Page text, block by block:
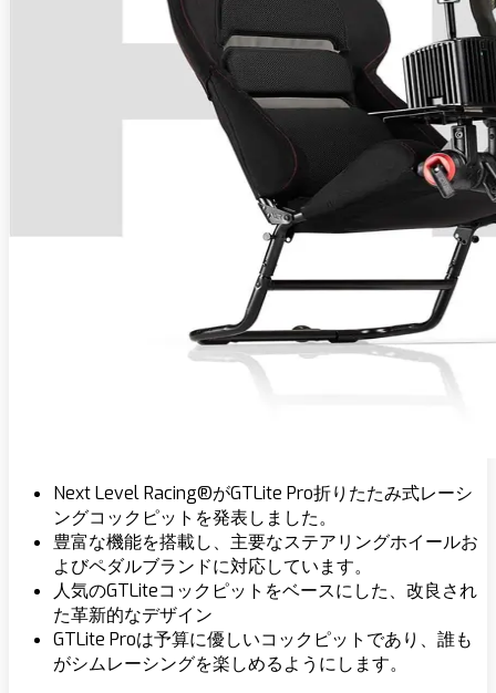
Next Level Racing®がGTLite Pro折りたたみ式レーシ
ングコックピットを発表しました。
豊富な機能を搭載し、主要なステアリングホイールお
よびペダルブランドに対応しています。
人気のGTLiteコックピットをベースにした、改良され
た革新的なデザイン
GTLite Proは予算に優しいコックピットであり、誰も
がシムレーシングを楽しめるようにします。